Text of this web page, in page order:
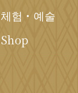
체험・예술
Shop